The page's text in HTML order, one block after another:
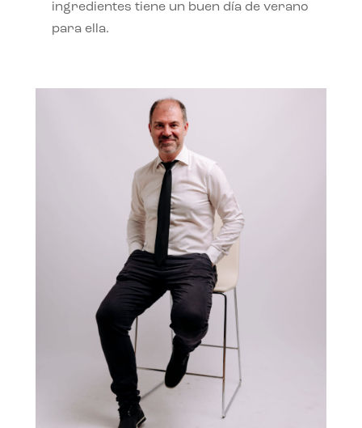
ingredientes tiene un buen día de verano
para ella.